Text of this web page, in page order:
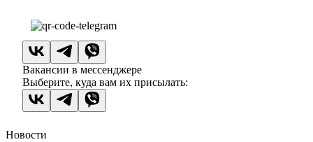
Вакансии в мессенджере
Выберите, куда вам их присылать:
Новости